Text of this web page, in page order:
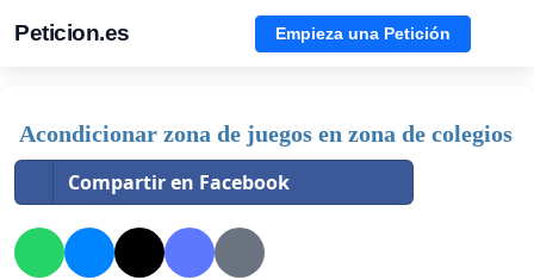
Peticion.es Empieza una Petición
Acondicionar zona de juegos en zona de colegios
Compartir en Facebook